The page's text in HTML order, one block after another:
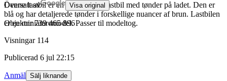
Denne lastbil er en model af en lastbil med tønder på ladet. Den er
blå og har detaljerede tønder i forskellige nuancer af brun. Lastbilen
er en miniaturemodel. Passer til modeltog.
Översatt av Visa original
Objektnr 739 465 896
Visningar 114
Publicerad 6 jul 22:15
Anmäl Sälj liknande